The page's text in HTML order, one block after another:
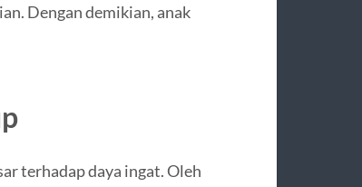
Dengan demikian, anak
terhadap daya ingat. Oleh